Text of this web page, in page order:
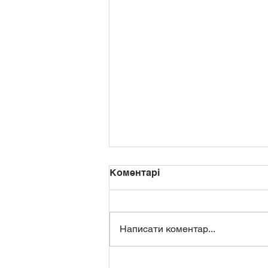
Коментарі
Написати коментар...